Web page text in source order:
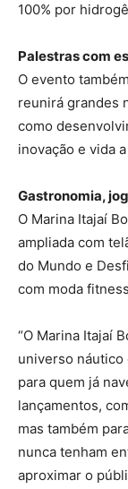
100% por
Palestras com
O evento
reunirá grandes
como
inovação e vida
Gastronomia,
O Marina Itajaí
ampliada com
do Mundo e
com moda
“O Marina Itajaí
universo náutico
para quem já
lançamentos,
mas também
nunca tenham
aproximar o